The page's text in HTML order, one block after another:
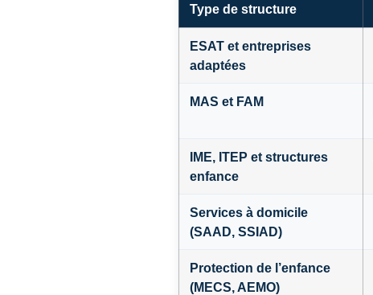
Type de structure
ESAT et entreprises
adaptées
MAS et FAM
IME, ITEP et structures
enfance
Services à domicile
(SAAD, SSIAD)
Protection de l’enfance
(MECS, AEMO)